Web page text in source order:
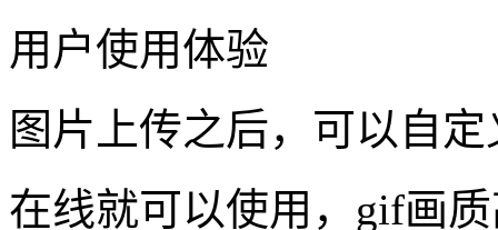
制作工具：gif裁剪,视频
制作难度：★★
制作时间：48秒